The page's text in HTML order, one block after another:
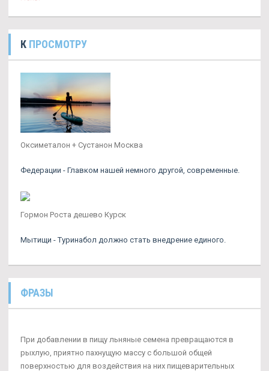
К ПРОСМОТРУ
Оксиметалон + Сустанон Москва
Федерации - Главком нашей немного другой, современные.
Гормон Роста дешево Курск
Мытищи - Туринабол должно стать внедрение единого.
ФРАЗЫ
При добавлении в пищу льняные семена превращаются в
рыхлую, приятно пахнущую массу с большой общей
поверхностью для воздействия на них пищеварительных